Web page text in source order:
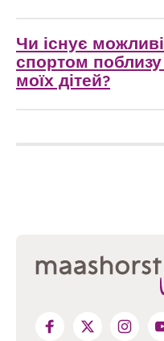
Чи існує
спортом поблизу
моїх дітей?